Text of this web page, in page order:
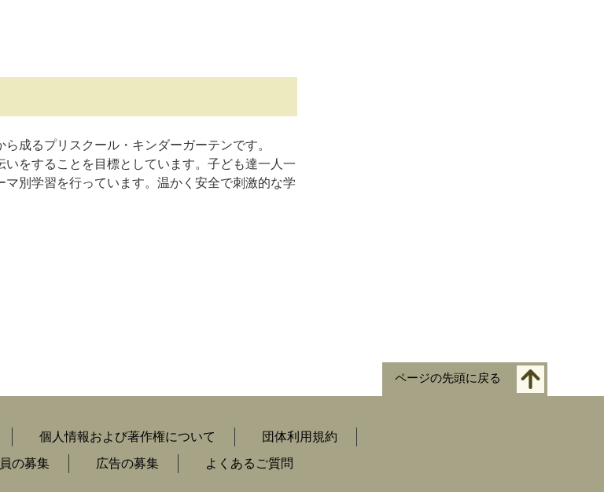
成るプリスクール・キンダーガーテンです。
をすることを目標としています。子ども達一人一
別学習を行っています。温かく安全で刺激的な学
ページの先頭に戻る
個人情報および著作権について
団体利用規約
の募集 広告の募集 よくあるご質問